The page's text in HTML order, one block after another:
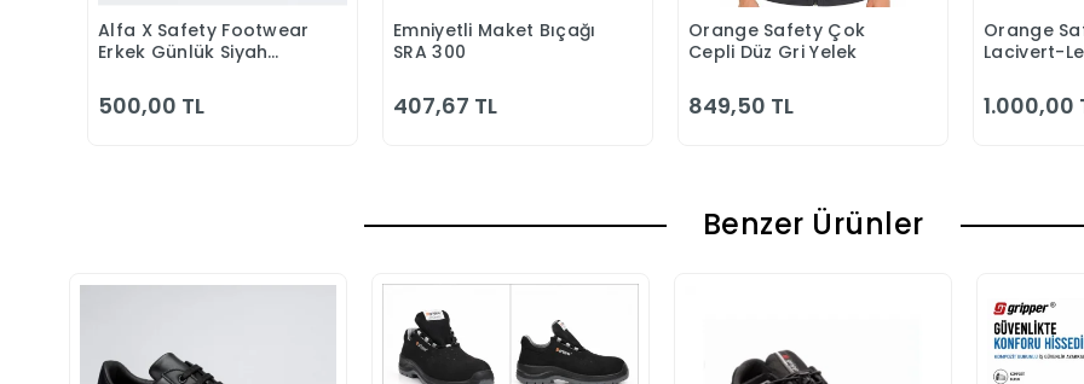
Sepete Ekle
Alfa X Safety Footwear
Erkek Günlük Siyah
500,00 TL
Sepete Ekle
Emniyetli Maket Bıçağı
SRA 300
407,67 TL
Sepete Ekle
Orange Safety Çok
Cepli Düz Gri Yelek
849,50 TL
Orange
Lacivert-
1.000,00
Benzer Ürünler